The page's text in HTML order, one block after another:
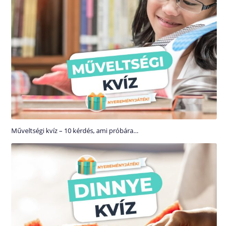
Műveltségi kvíz – 10 kérdés, ami próbára…